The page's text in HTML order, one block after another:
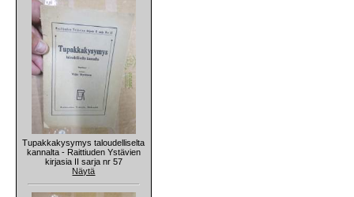
Tupakkakysymys taloudelliselta
kannalta - Raittiuden Ystävien
kirjasia II sarja nr 57
Näytä